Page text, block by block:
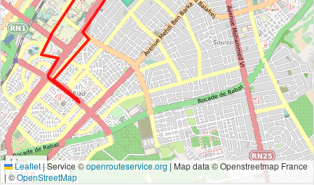
1 km
5000 ft
Leaflet|Service ©openrouteservice.org | Map data © Openstreetmap France
| ©OpenStreetMap